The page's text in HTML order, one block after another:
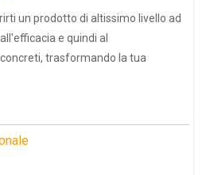
un prodotto di altissimo livello ad
e quindi al
trasformando la tua